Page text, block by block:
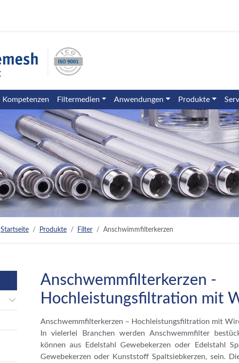
Kompetenzen Filtermedien Anwendungen Produkte
Startseite Produkte Filter Anschwimmfilterkerzen
Anschwemmfilterkerzen -
Hochleistungsfiltration mit
Anschwemmfilterkerzen – Hochleistungsfiltration mit
In vielerlei Branchen werden Anschwemmfilter
können aus Edelstahl Gewebekerzen oder Edelstahl
Gewebekerzen oder Kunststoff Spaltsiebkerzen, sein.